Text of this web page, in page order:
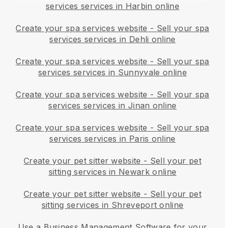
services services in Harbin online
Create your spa services website - Sell your spa
services services in Dehli online
Create your spa services website - Sell your spa
services services in Sunnyvale online
Create your spa services website - Sell your spa
services services in Jinan online
Create your spa services website - Sell your spa
services services in Paris online
Create your pet sitter website - Sell your pet
sitting services in Newark online
Create your pet sitter website - Sell your pet
sitting services in Shreveport online